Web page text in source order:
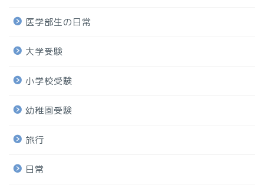
医学部生の日常
大学受験
小学校受験
幼稚園受験
旅行
日常